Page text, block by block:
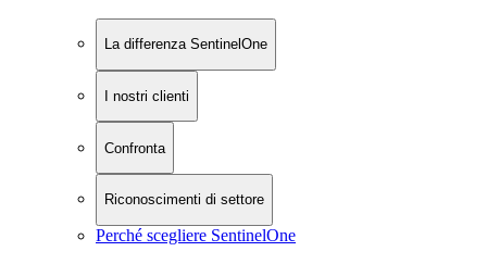
La differenza SentinelOne
I nostri clienti
Confronta
Riconoscimenti di settore
Perché scegliere SentinelOne